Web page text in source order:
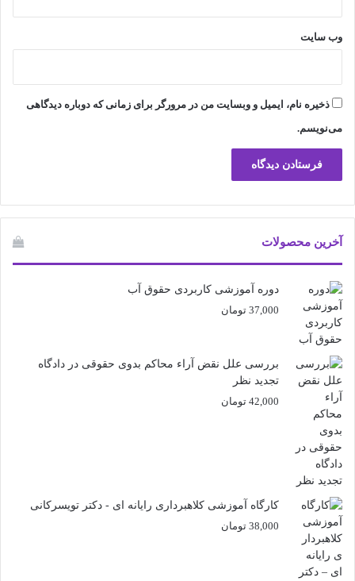
وب‌ سایت
ذخیره نام، ایمیل و وبسایت من در مرورگر برای زمانی که دوباره دیدگاهی
می‌نویسم.
آخرین محصولات
دوره آموزشی کاربردی حقوق آب
37,000 تومان
بررسی علل نقض آراء محاکم بدوی حقوقی در دادگاه
تجدید نظر
42,000 تومان
کارگاه آموزشی کلاهبرداری رایانه ای - دکتر تویسرکانی
38,000 تومان